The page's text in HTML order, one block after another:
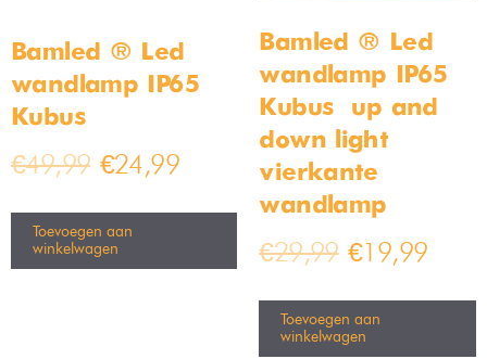
Bamled ® Led
wandlamp IP65
Kubus
€49,99 €24,99
Toevoegen aan
winkelwagen
Bamled ® Led
wandlamp IP65
Kubus – up and
down light –
vierkante
wandlamp
€29,99 €19,99
Toevoegen aan
winkelwagen